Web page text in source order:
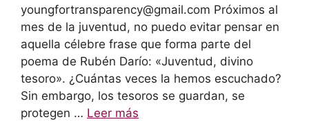
youngfortransparency@gmail.com Próximos al
mes de la juventud, no puedo evitar pensar en
aquella célebre frase que forma parte del
poema de Rubén Darío: «Juventud, divino
tesoro». ¿Cuántas veces la hemos escuchado?
Sin embargo, los tesoros se guardan, se
protegen … Leer más